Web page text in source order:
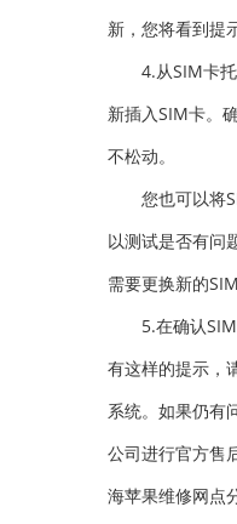
新，您将看到提
4.从SIM卡托
新插入SIM卡。
不松动。
您也可以将
以测试是否有问
需要更换新的SIM
5.在确认SIM
有这样的提示，
系统。如果仍有
公司进行官方售
海苹果维修网点